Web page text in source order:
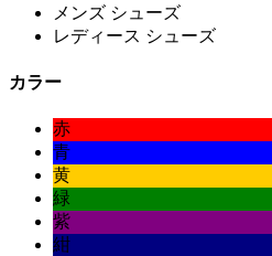
メンズ シューズ
レディース シューズ
カラー
赤
青
黄
緑
紫
紺